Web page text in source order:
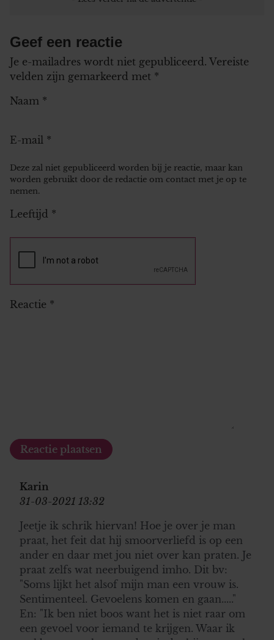
Geef een reactie
Je e-mailadres wordt niet gepubliceerd. Vereiste
velden zijn gemarkeerd met *
Naam *
E-mail *
Deze zal niet gepubliceerd worden bij je reactie, maar kan
worden gebruikt door de redactie om contact met je op te
nemen.
Leeftijd *
Reactie *
Karin
31-03-2021 13:32
Jeetje ik schrik hiervan! Hoe je over je man
praat, het feit dat hij smoorverliefd is op een
ander en daar met jou niet over kan praten. Je
praat zelfs wat neerbuigend imho. Dit bv:
"Soms lijkt het alsof mijn man een vrouw is.
Sentimenteel. Gevoelens komen en gaan....."
En: "Ik ben niet boos want het is niet raar om
een ​​gevoel voor iemand te krijgen. Waar ik